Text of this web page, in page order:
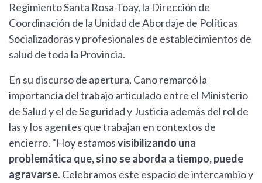
Regimiento Santa Rosa-Toay, la Dirección de
Coordinación de la Unidad de Abordaje de Políticas
Socializadoras y profesionales de establecimientos de
salud de toda la Provincia.
En su discurso de apertura, Cano remarcó la
importancia del trabajo articulado entre el Ministerio
de Salud y el de Seguridad y Justicia además del rol de
las y los agentes que trabajan en contextos de
encierro. "Hoy estamosvisibilizando una
problemática que, si no se aborda a tiempo, puede
agravarse. Celebramos este espacio de intercambio y